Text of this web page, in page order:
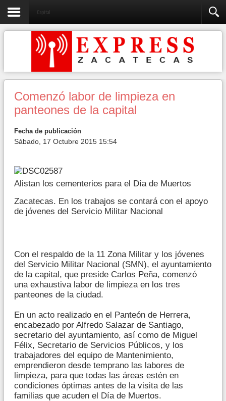
Capital
Comenzó labor de limpieza en
panteones de la capital
Fecha de publicación
Sábado, 17 Octubre 2015 15:54
Alistan los cementerios para el Día de Muertos
Zacatecas. En los trabajos se contará con el apoyo
de jóvenes del Servicio Militar Nacional
Con el respaldo de la 11 Zona Militar y los jóvenes
del Servicio Militar Nacional (SMN), el ayuntamiento
de la capital, que preside Carlos Peña, comenzó
una exhaustiva labor de limpieza en los tres
panteones de la ciudad.
En un acto realizado en el Panteón de Herrera,
encabezado por Alfredo Salazar de Santiago,
secretario del ayuntamiento, así como de Miguel
Félix, Secretario de Servicios Públicos, y los
trabajadores del equipo de Mantenimiento,
emprendieron desde temprano las labores de
limpieza, para que todas las áreas estén en
condiciones óptimas antes de la visita de las
familias que acuden el Día de Muertos.